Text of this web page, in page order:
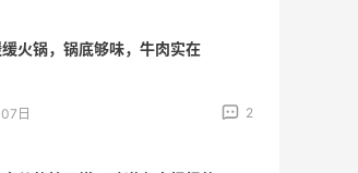
火锅，锅底够味，牛肉实在
日 2